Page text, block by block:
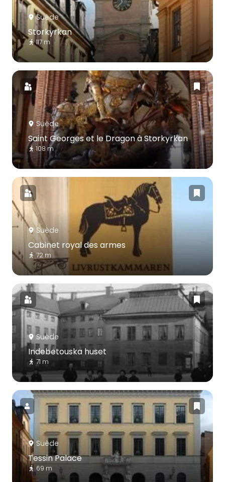
Suède
Storkyrkan
117 m
Suède
Saint Georges et le Dragon à Storkyrkan
108 m
Suède
Cabinet royal des armes
72 m
Suède
Indebetouska huset
71 m
Suède
Tessin Palace
69 m